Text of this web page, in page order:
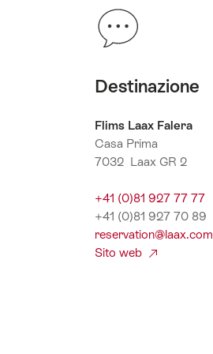
Destinazione
Flims Laax Falera
Casa Prima
7032 Laax GR 2
+41 (0)81 927 77 77
+41 (0)81 927 70 89
reservation@laax.com
Sito web